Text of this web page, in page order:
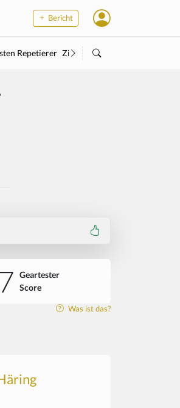
Bericht
Repetierer Zielstock
Geartester
Score
Was ist das?